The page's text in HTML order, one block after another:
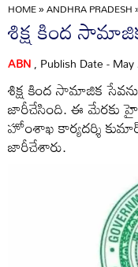
HOME»ANDHRA PRADESH
శిక్ష కింద
ABN, Publish Date -
శిక్ష కింద సామాజిక సేవను
జారీచేసింది. ఈ మేరకు
హోంశాఖ కార్యదర్శి
జారీచేశారు.